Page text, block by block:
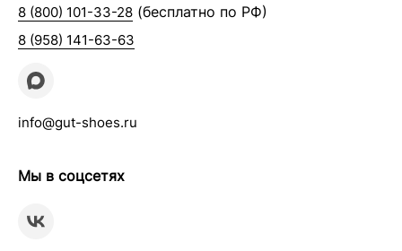
8 (800) 101-33-28 (бесплатно по РФ)
8 (958) 141-63-63
info@gut-shoes.ru
Мы в соцсетях